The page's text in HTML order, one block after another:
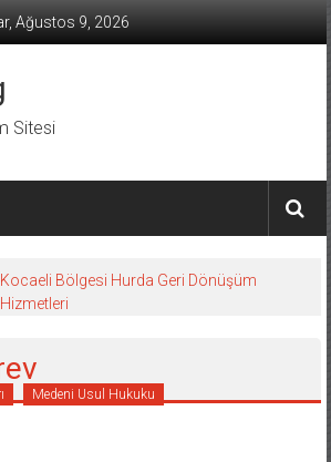
Ağustos 9, 2026
Sitesi
Kocaeli Bölgesi Hurda Geri Dönüşüm
Hizmetleri
Medeni Usul Hukuku